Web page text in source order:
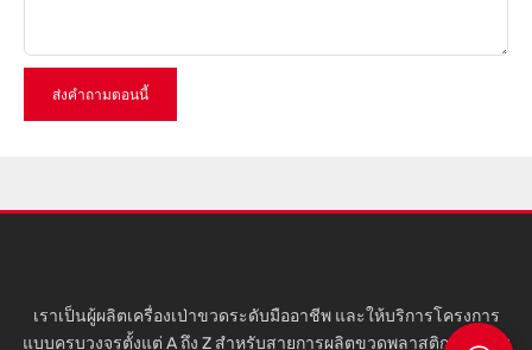
ส่งคำถามตอนนี้
เราเป็นผู้ผลิตเครื่องเป่าขวดระดับมืออาชีพ และให้บริการโครงการ
แบบครบวงจรตั้งแต่ A ถึง Z สำหรับสายการผลิตขวดพลาสติก สายการ